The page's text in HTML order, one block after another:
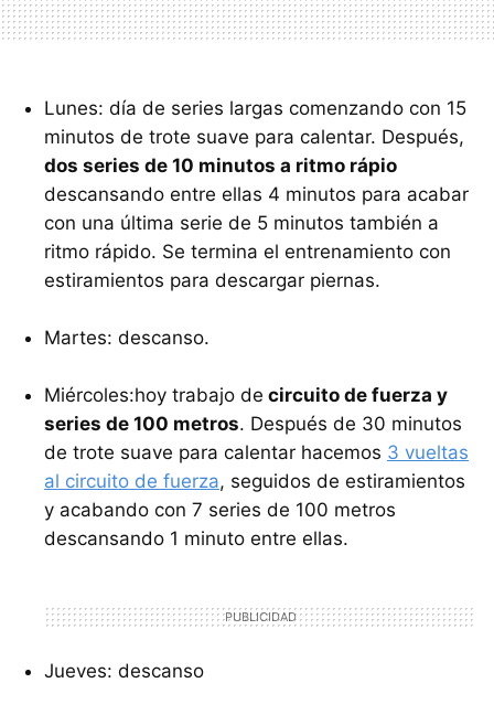
Lunes: día de series largas comenzando con 15
minutos de trote suave para calentar. Después,
dos series de 10 minutos a ritmo rápio
descansando entre ellas 4 minutos para acabar
con una última serie de 5 minutos también a
ritmo rápido. Se termina el entrenamiento con
estiramientos para descargar piernas.
Martes: descanso.
Miércoles:hoy trabajo de circuito de fuerza y
series de 100 metros. Después de 30 minutos
de trote suave para calentar hacemos 3 vueltas
al circuito de fuerza, seguidos de estiramientos
y acabando con 7 series de 100 metros
descansando 1 minuto entre ellas.
Jueves: descanso